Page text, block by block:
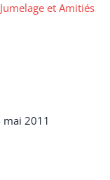
et Amitiés
mai 2011